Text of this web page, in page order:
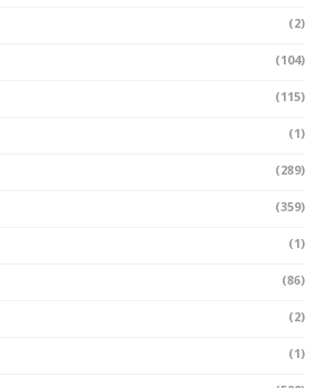
(2)
(104)
(115)
(1)
(289)
(359)
(1)
(86)
(2)
(1)